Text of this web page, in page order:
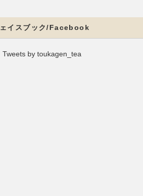
イスブック/Facebook
Tweets by toukagen_tea